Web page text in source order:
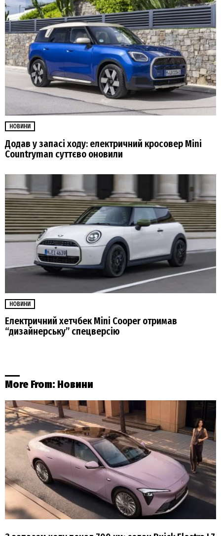
НОВИНИ
Додав у запасі ходу: електричний кросовер Mini
Countryman суттєво оновили
НОВИНИ
Електричний хетчбек Mini Cooper отримав
“дизайнерську” спецверсію
More From: Новини